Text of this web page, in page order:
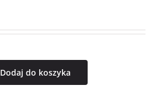
Dodaj do koszyka